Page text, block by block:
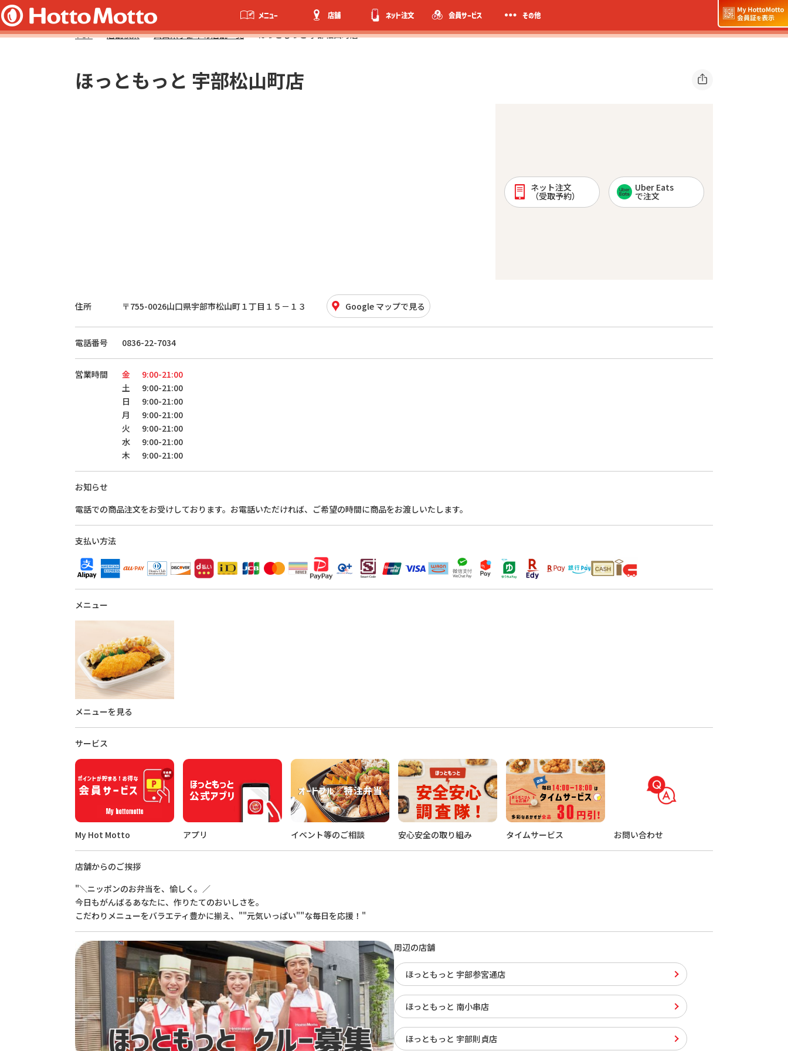
メニュー 店舗 ネット注文 会員サービス その他
TOP 店舗検索 山口県宇部市の店舗一覧 ほっともっと 宇部松山町店
ほっともっと 宇部松山町店
ネット注文
（受取予約）
Uber Eats
で注文
住所 〒755-0026山口県宇部市松山町１丁目１５－１３ Google マップで見る
電話番号 0836-22-7034
営業時間 金
9:00-21:00
土
9:00-21:00
日
9:00-21:00
月
9:00-21:00
火
9:00-21:00
水
9:00-21:00
木
9:00-21:00
お知らせ
電話での商品注文をお受けしております。お電話いただければ、ご希望の時間に商品をお渡しいたします。
支払い方法
メニュー
メニューを見る
サービス
My Hot Motto アプリ イベント等のご相談 安心安全の取り組み タイムサービス お問い合わせ
店舗からのご挨拶
"＼ニッポンのお弁当を、愉しく。／
今日もがんばるあなたに、作りたてのおいしさを。
こだわりメニューをバラエティ豊かに揃え、""元気いっぱい""な毎日を応援！"
周辺の店舗
ほっともっと 宇部参宮通店
ほっともっと 南小串店
ほっともっと 宇部則貞店